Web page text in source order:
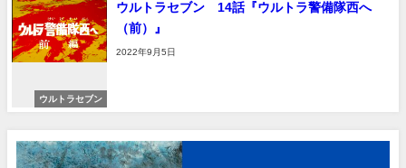
ウルトラセブン
ウルトラセブン 14話『ウルトラ警備隊西へ
（前）』
2022年9月5日